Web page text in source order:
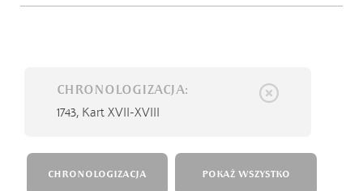
CHRONOLOGIZACJA:
1743, Kart XVII-XVIII
CHRONOLOGIZACJA POKAŻ WSZYSTKO